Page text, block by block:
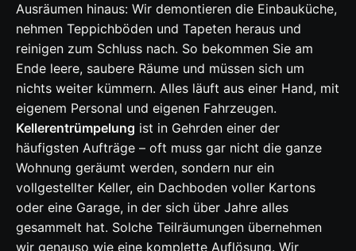
Ausräumen hinaus: Wir demontieren die Einbauküche,
nehmen Teppichböden und Tapeten heraus und
reinigen zum Schluss nach. So bekommen Sie am
Ende leere, saubere Räume und müssen sich um
nichts weiter kümmern. Alles läuft aus einer Hand, mit
eigenem Personal und eigenen Fahrzeugen.
Kellerentrümpelung ist in Gehrden einer der
häufigsten Aufträge – oft muss gar nicht die ganze
Wohnung geräumt werden, sondern nur ein
vollgestellter Keller, ein Dachboden voller Kartons
oder eine Garage, in der sich über Jahre alles
gesammelt hat. Solche Teilräumungen übernehmen
wir genauso wie eine komplette Auflösung. Wir